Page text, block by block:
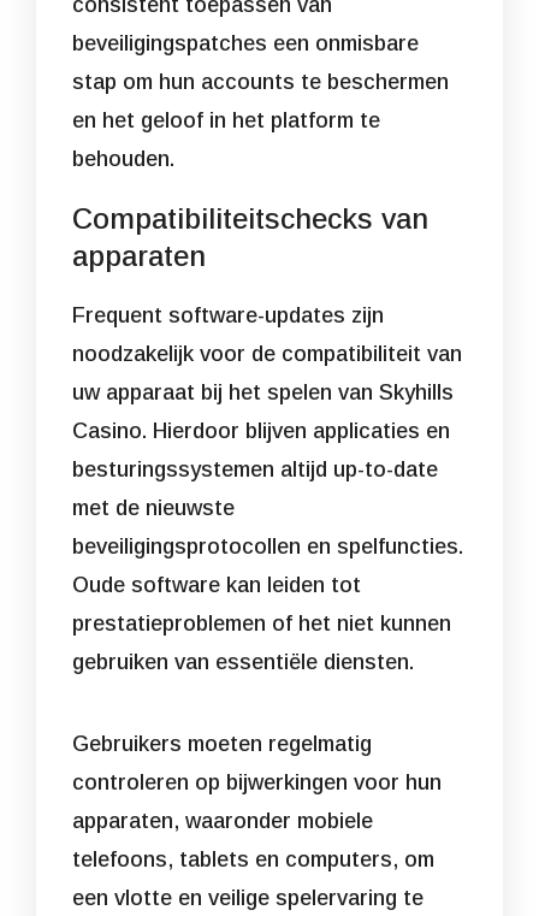
beveiligingspatches een onmisbare
stap om hun accounts te beschermen
en het geloof in het platform te
behouden.
Compatibiliteitschecks van
apparaten
Frequent software-updates zijn
noodzakelijk voor de compatibiliteit van
uw apparaat bij het spelen van Skyhills
Casino. Hierdoor blijven applicaties en
besturingssystemen altijd up-to-date
met de nieuwste
beveiligingsprotocollen en spelfuncties.
Oude software kan leiden tot
prestatieproblemen of het niet kunnen
gebruiken van essentiële diensten.
Gebruikers moeten regelmatig
controleren op bijwerkingen voor hun
apparaten, waaronder mobiele
telefoons, tablets en computers, om
een vlotte en veilige spelervaring te